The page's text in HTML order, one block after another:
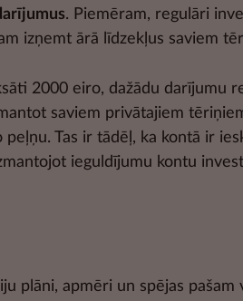
. Piemēram, regulāri
izņemt ārā līdzekļus saviem
2000 eiro, dažādu darījumu
saviem privātajiem
Tas ir tādēļ, ka kontā ir
ieguldījumu kontu
plāni, apmēri un spējas